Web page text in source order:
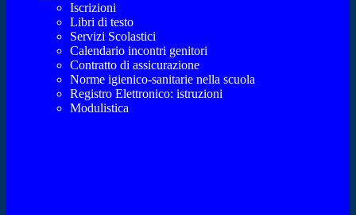
Iscrizioni
Libri di testo
Servizi Scolastici
Calendario incontri genitori
Contratto di assicurazione
Norme igienico-sanitarie nella scuola
Registro Elettronico: istruzioni
Modulistica